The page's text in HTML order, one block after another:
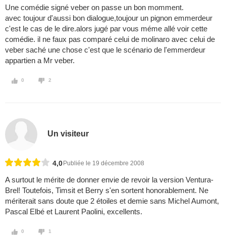
Une comédie signé veber on passe un bon momment.
avec toujour d'aussi bon dialogue,toujour un pignon emmerdeur
c'est le cas de le dire.alors jugé par vous méme allé voir cette
comédie. il ne faux pas comparé celui de molinaro avec celui de
veber saché une chose c'est que le scénario de l'emmerdeur
appartien a Mr veber.
0 2
Un visiteur
4,0 Publiée le 19 décembre 2008
A surtout le mérite de donner envie de revoir la version Ventura-
Brel! Toutefois, Timsit et Berry s'en sortent honorablement. Ne
mériterait sans doute que 2 étoiles et demie sans Michel Aumont,
Pascal Elbé et Laurent Paolini, excellents.
0 1